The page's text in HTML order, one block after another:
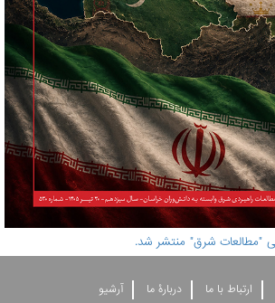
ارتباط با ما دربارۀ ما آرشيو